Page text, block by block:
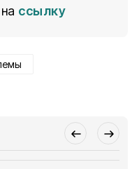
ссылку